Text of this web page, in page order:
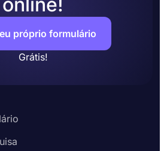
próprio formulário
Grátis!